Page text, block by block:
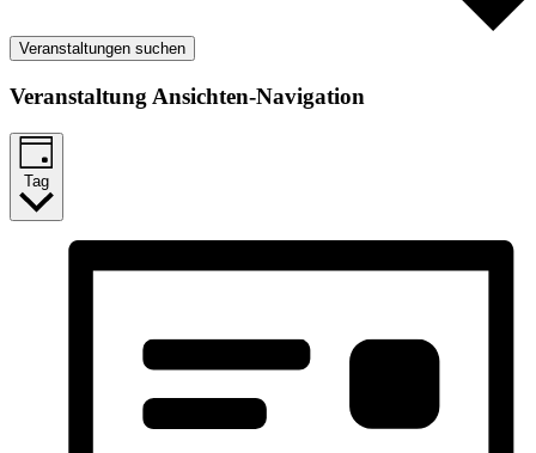
Veranstaltungen suchen
Veranstaltung Ansichten-Navigation
Tag